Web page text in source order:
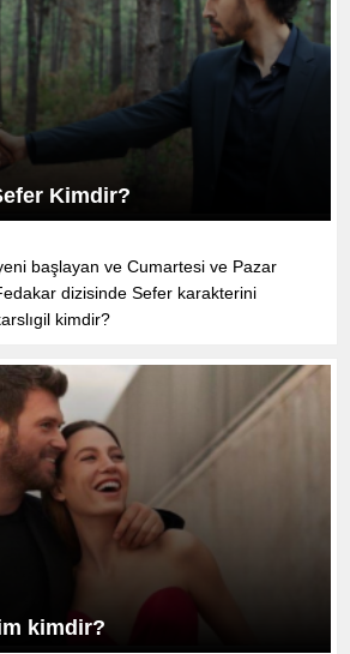
Kimdir?
başlayan ve Cumartesi ve Pazar
dizisinde Sefer karakterini
kimdir?
kimdir?